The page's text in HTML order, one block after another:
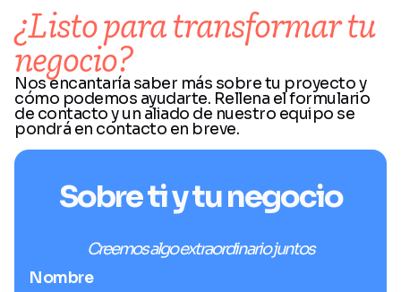
¿Listo para transformar tu
negocio?
Nos encantaría saber más sobre tu proyecto y
cómo podemos ayudarte. Rellena el formulario
de contacto y un aliado de nuestro equipo se
pondrá en contacto en breve.
Sobre ti y tu negocio
Creemos algo extraordinario juntos
Nombre